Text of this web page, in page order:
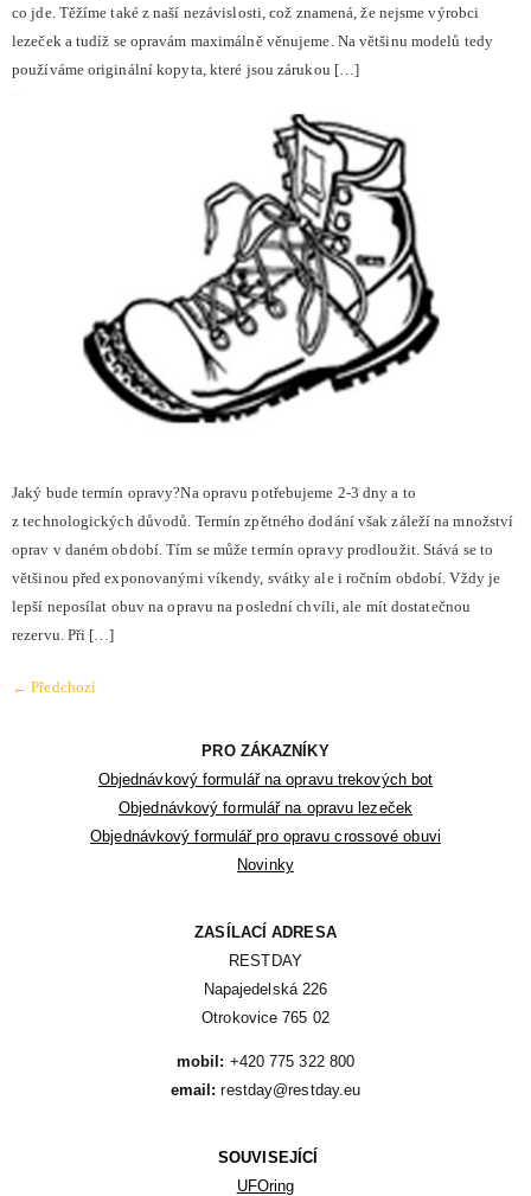
co jde. Těžíme také z naší nezávislosti, což znamená, že nejsme výrobci
lezeček a tudíž se opravám maximálně věnujeme. Na většinu modelů tedy
používáme originální kopyta, které jsou zárukou […]
Jaký bude termín opravy?Na opravu potřebujeme 2-3 dny a to
z technologických důvodů. Termín zpětného dodání však záleží na množství
oprav v daném období. Tím se může termín opravy prodloužit. Stává se to
většinou před exponovanými víkendy, svátky ale i ročním období. Vždy je
lepší neposílat obuv na opravu na poslední chvíli, ale mít dostatečnou
rezervu. Při […]
← Předchozí
PRO ZÁKAZNÍKY
Objednávkový formulář na opravu trekových bot
Objednávkový formulář na opravu lezeček
Objednávkový formulář pro opravu crossové obuvi
Novinky
ZASÍLACÍ ADRESA
RESTDAY
Napajedelská 226
Otrokovice 765 02
mobil:
email: restday@restday.eu
SOUVISEJÍCÍ
UFOring